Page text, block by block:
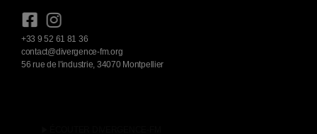
+33 9 52 61 81 36
contact@divergence-fm.org
56 rue de l'industrie, 34070 Montpellier